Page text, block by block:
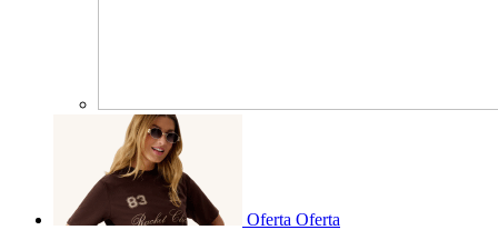
Oferta Oferta